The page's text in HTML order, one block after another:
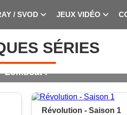
/ SVOD JEUX VIDÉO
SÉRIES
Zomboat !
Révolution - Saison 1